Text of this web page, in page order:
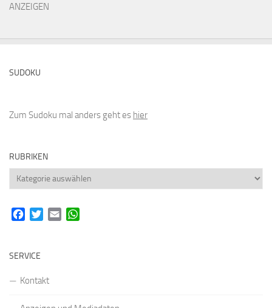
ANZEIGEN
SUDOKU
Zum Sudoku mal anders geht es hier
RUBRIKEN
Rubriken
FacebookTwitterEmail
SERVICE
Kontakt